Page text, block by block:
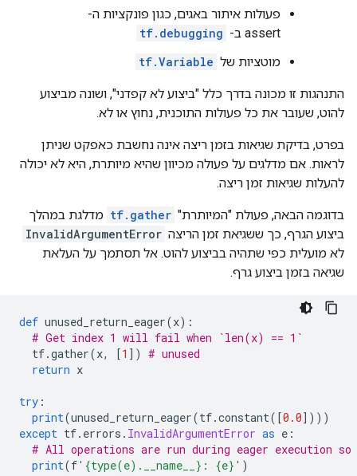
      attr {
        key: "value"
            tensor_shape {
            }
          }
        }
    node_def {
      name: "cond/Identity"
      op: "Identity"
      input: "cond/Const_3:output:0"
          type: DT_BOOL
        }
      }
    }
      name: "cond/Const_4"
      op: "Const"
      attr {
        key: "dtype"
        value {
פעולות איתור באגים, כגון פונקציות ה-
assert ב-
tf.debugging
מוטציות של tf.Variable
התנהגות זו מכונה בדרך כלל "ביצוע לא קפדני", ושונה מביצוע
להוט, שעובר את כל פעולות התוכנית, נחוץ או לא.
בפרט, בדיקת שגיאות בזמן ריצה אינה נחשבת כאפקט שניתן
לראות. אם מדלגים על פעולה מכיוון שהיא מיותרת, היא לא יכולה
להעלות שגיאות זמן ריצה.
בדוגמה הבאה, פעולת "המיותרת" tf.gather מדלגת במהלך
ביצוע הגרף, כך ששגיאת זמן הריצה InvalidArgumentError
לא מועלית כפי שתהיה בביצוע להוט. אל תסתמך על העלאת
שגיאה בזמן ביצוע גרף.
def unused_return_eager(x):
# Get index 1 will fail when `len(x) == 1`
tf.gather(x, [1 ]) # unused
return x
try :
print(unused_return_eager(tf.constant([0.0])))
except tf. errors . InvalidArgumentError as e :
# All operations are run during eager execution
print(f'{type(e).__name__}: {e}' )